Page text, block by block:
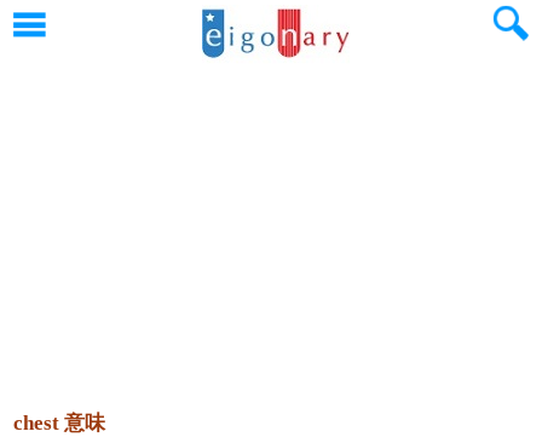
chest 意味